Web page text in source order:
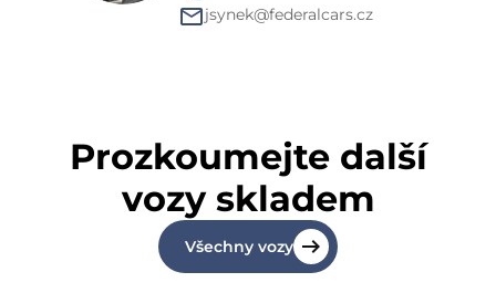
jsynek@federalcars.cz
Prozkoumejte další
vozy skladem
Všechny vozy